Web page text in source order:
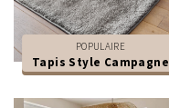
POPULAIRE
Tapis Style Campagne